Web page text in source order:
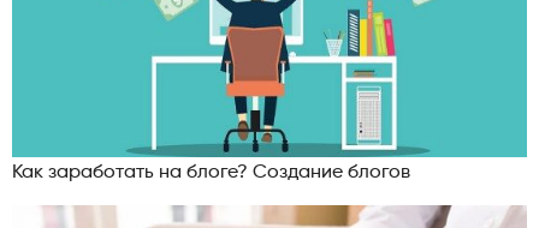
Как заработать на блоге? Создание блогов